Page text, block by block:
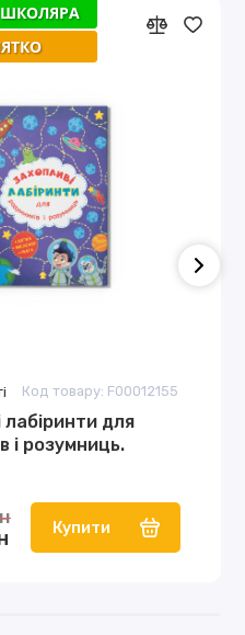
Код товару: F00012155
лабіринти для
і розумниць.
Купити